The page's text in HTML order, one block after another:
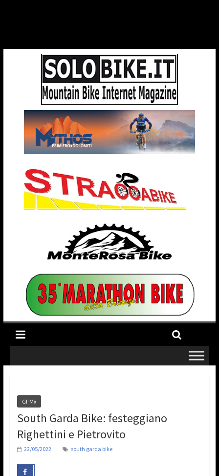
Gf-Mx
South Garda Bike: festeggiano
Righettini e Pietrovito
22/05/2022 south garda bike